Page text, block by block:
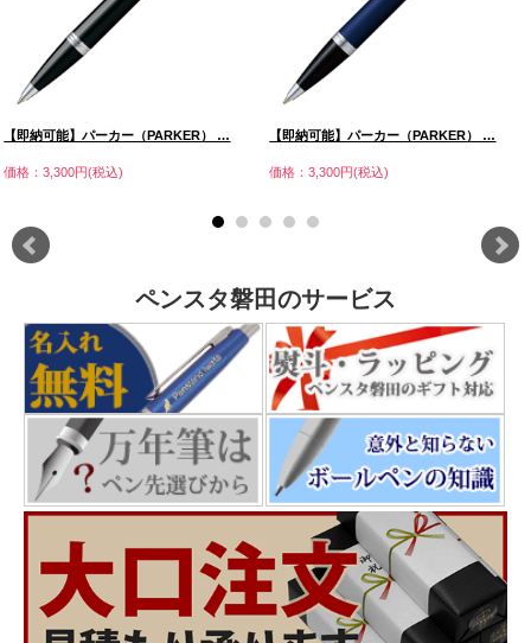
【即納可能】パーカー（PARKER） …
価格：3,300円(税込)
【即納可能】パーカー（PARKER） …
価格：3,300円(税込)
ペンスタ磐田のサービス